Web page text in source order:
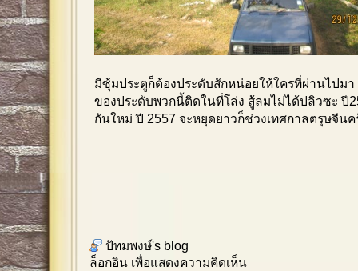
มีซุ้มประตูก็ต้องประดับสักหน่อยให้ใครที่ผ่านไปม
ของประดับพวกนี้ติดในที่โล่ง สู้ลมไม่ได้ปลิวซะ ปี
กันใหม่ ปี 2557 จะหยุดยาวก็ช่วงเทศกาลตรุษจีนค
ปัทมพงษ์'s blog
ล็อกอิน เพื่อแสดงความคิดเห็น